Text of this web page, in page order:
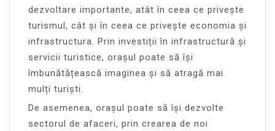
dezvoltare importante, atât în ceea ce privește
turismul, cât și în ceea ce privește economia și
infrastructura. Prin investiții în infrastructură și
servicii turistice, orașul poate să își
îmbunătățească imaginea și să atragă mai
mulți turiști.
De asemenea, orașul poate să își dezvolte
sectorul de afaceri, prin crearea de noi